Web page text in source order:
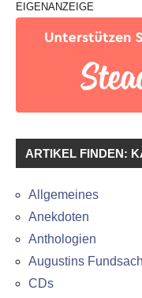
EIGENANZEIGE
ARTIKEL FINDEN:
Allgemeines
Anekdoten
Anthologien
Augustins
CDs